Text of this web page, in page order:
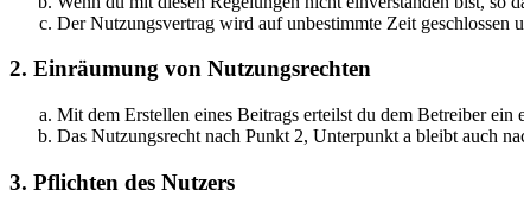
Der Nutzungsvertrag wird auf unbestimmte Zeit geschlossen
2. Einräumung von Nutzungsrechten
Mit dem Erstellen eines Beitrags erteilst du dem Betreiber
Das Nutzungsrecht nach Punkt 2, Unterpunkt a bleibt auch
3. Pflichten des Nutzers